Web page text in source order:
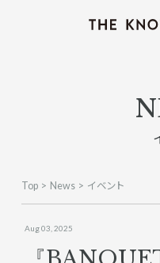
Top News イベント
Aug 03, 2025